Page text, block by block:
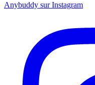
Anybuddy sur Instagram